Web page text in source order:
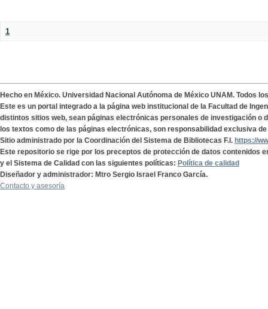
1
Hecho en México. Universidad Nacional Autónoma de México UNAM. Todos
Este es un portal integrado a la página web institucional de la Facultad de
distintos sitios web, sean páginas electrónicas personales de investigación o
los textos como de las páginas electrónicas, son responsabilidad exclusiva
Sitio administrado por la Coordinación del Sistema de Bibliotecas F.I. https://
Este repositorio se rige por los preceptos de protección de datos contenidos
y el Sistema de Calidad con las siguientes políticas: Política de calidad
Diseñador y administrador: Mtro Sergio Israel Franco García.
Contacto y asesoría